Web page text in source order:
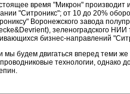
время "Микрон" производит
"Ситроникс"; от 10 до 20%
Воронежского завода
зеленоградского
бизнес-направлений
мы будем двигаться вперед теми
технологии, однако